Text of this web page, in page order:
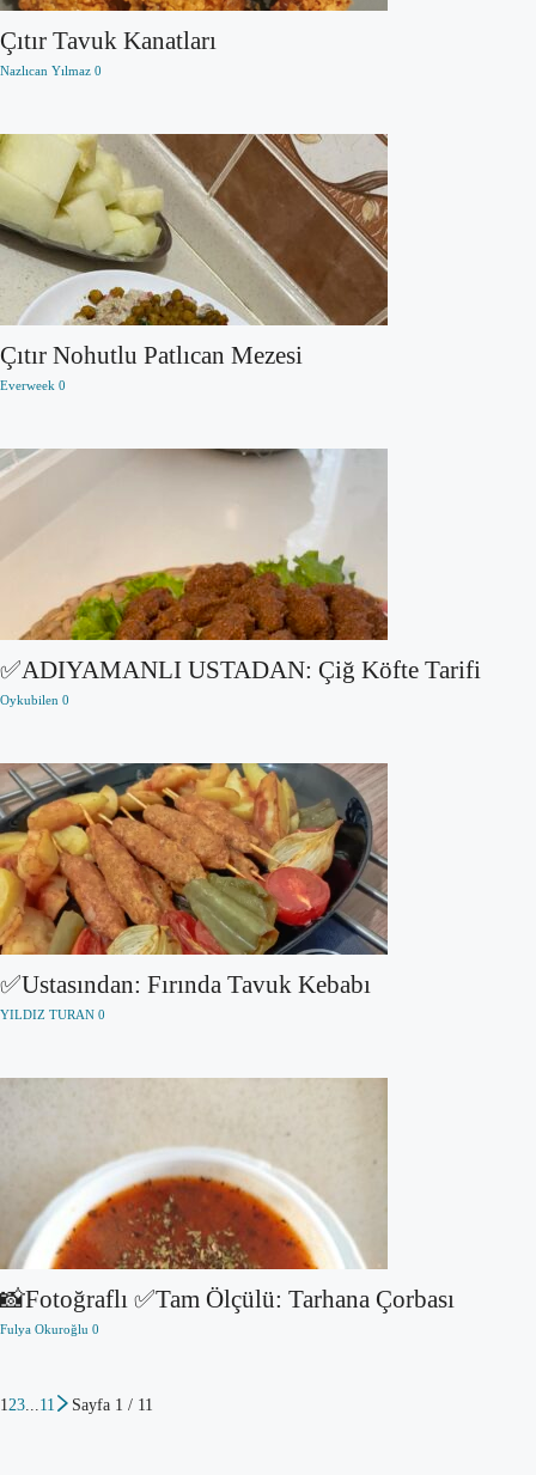
Çıtır Tavuk Kanatları
Nazlıcan Yılmaz 0
Çıtır Nohutlu Patlıcan Mezesi
Everweek 0
✅ADIYAMANLI USTADAN: Çiğ Köfte Tarifi
Oykubilen 0
✅Ustasından: Fırında Tavuk Kebabı
YILDIZ TURAN 0
📸Fotoğraflı ✅Tam Ölçülü: Tarhana Çorbası
Fulya Okuroğlu 0
1 23 11 Sayfa 1 / 11